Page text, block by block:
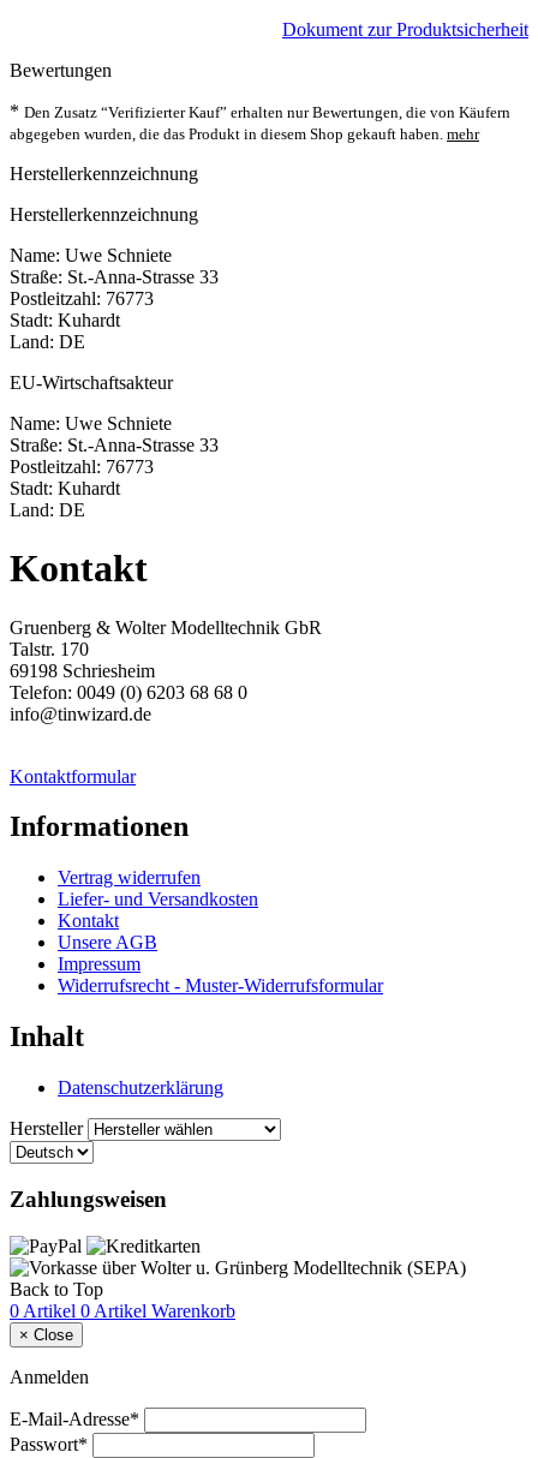
Dokument zur Produktsicherheit
Bewertungen
* Den Zusatz “Verifizierter Kauf” erhalten nur Bewertungen, die von Käufern
abgegeben wurden, die das Produkt in diesem Shop gekauft haben. mehr
Herstellerkennzeichnung
Herstellerkennzeichnung
Name: Uwe Schniete
Straße: St.-Anna-Strasse 33
Postleitzahl: 76773
Stadt: Kuhardt
Land: DE
EU-Wirtschaftsakteur
Name: Uwe Schniete
Straße: St.-Anna-Strasse 33
Postleitzahl: 76773
Stadt: Kuhardt
Land: DE
Kontakt
Gruenberg & Wolter Modelltechnik GbR
Talstr. 170
69198 Schriesheim
Telefon: 0049 (0) 6203 68 68 0
info@tinwizard.de
Kontaktformular
Informationen
Vertrag widerrufen
Liefer- und Versandkosten
Kontakt
Unsere AGB
Impressum
Widerrufsrecht - Muster-Widerrufsformular
Inhalt
Datenschutzerklärung
Hersteller
Zahlungsweisen
Back to Top
0 Artikel 0 Artikel Warenkorb
× Close
Anmelden
E-Mail-Adresse*
Passwort*